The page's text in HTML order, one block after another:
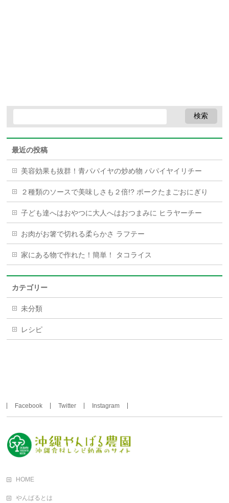
最近の投稿
美容効果も抜群！青パパイヤの炒め物 パパイヤイリチー
２種類のソースで美味しさも２倍!? ポークたまごおにぎり
子ども達へはおやつに大人へはおつまみに ヒラヤーチー
お肉がお箸で切れる柔らかさ ラフテー
家にある物で作れた！簡単！ タコライス
カテゴリー
未分類
レシピ
Facebook Twitter Instagram
HOME
やんばるとは